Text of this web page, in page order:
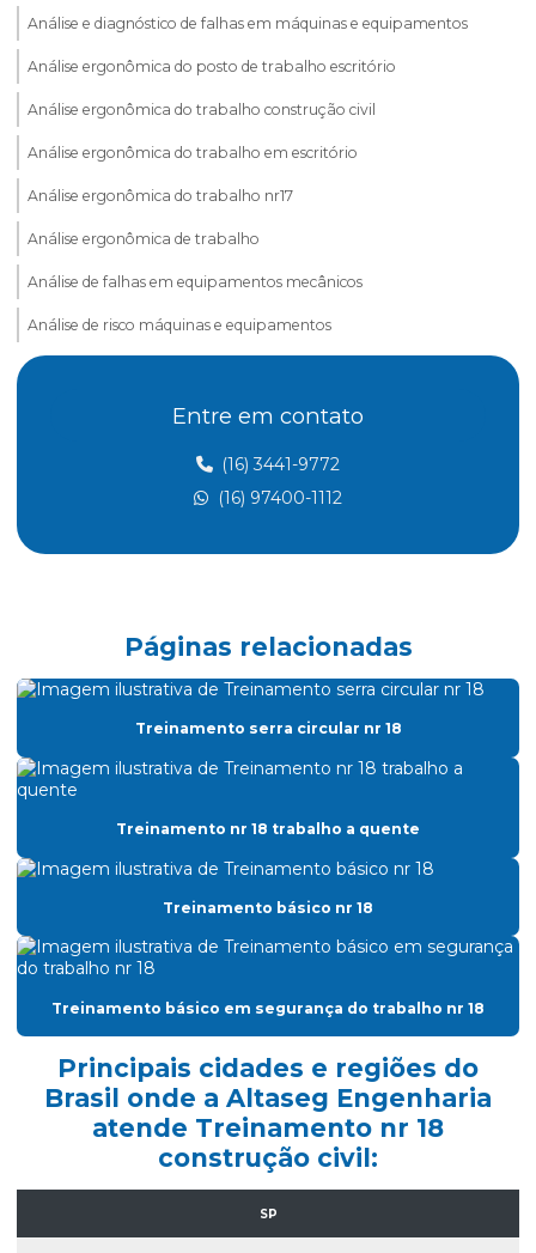
Análise e diagnóstico de falhas em máquinas e equipamentos
Análise ergonômica do posto de trabalho escritório
Análise ergonômica do trabalho construção civil
Análise ergonômica do trabalho em escritório
Análise ergonômica do trabalho nr17
Análise ergonômica de trabalho
Análise de falhas em equipamentos mecânicos
Análise de risco máquinas e equipamentos
Aterramento elétrico nr10
Atividades insalubres nr 15
Cipa consultoria
Classificação de áreas atmosfera explosiva
Clcb acompanhamento
Clcb corpo de bombeiros
Consultoria nr10
Curso nr 20
Elaboração ltcat
Entre em contato
(16) 3441-9772
(16) 97400-1112
Páginas relacionadas
Treinamento serra circular nr 18
Treinamento nr 18 trabalho a quente
Treinamento básico nr 18
Treinamento básico em segurança do trabalho nr 18
Principais cidades e regiões do
Brasil onde a Altaseg Engenharia
atende Treinamento nr 18
construção civil:
SP